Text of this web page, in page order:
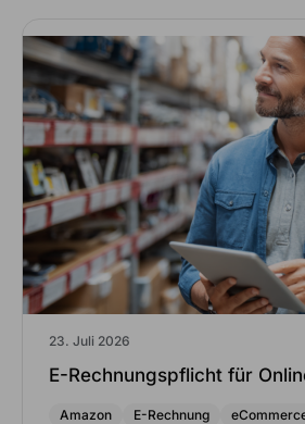
23. Juli 2026
E-Rechnungspflicht für
Amazon E-Rechnung